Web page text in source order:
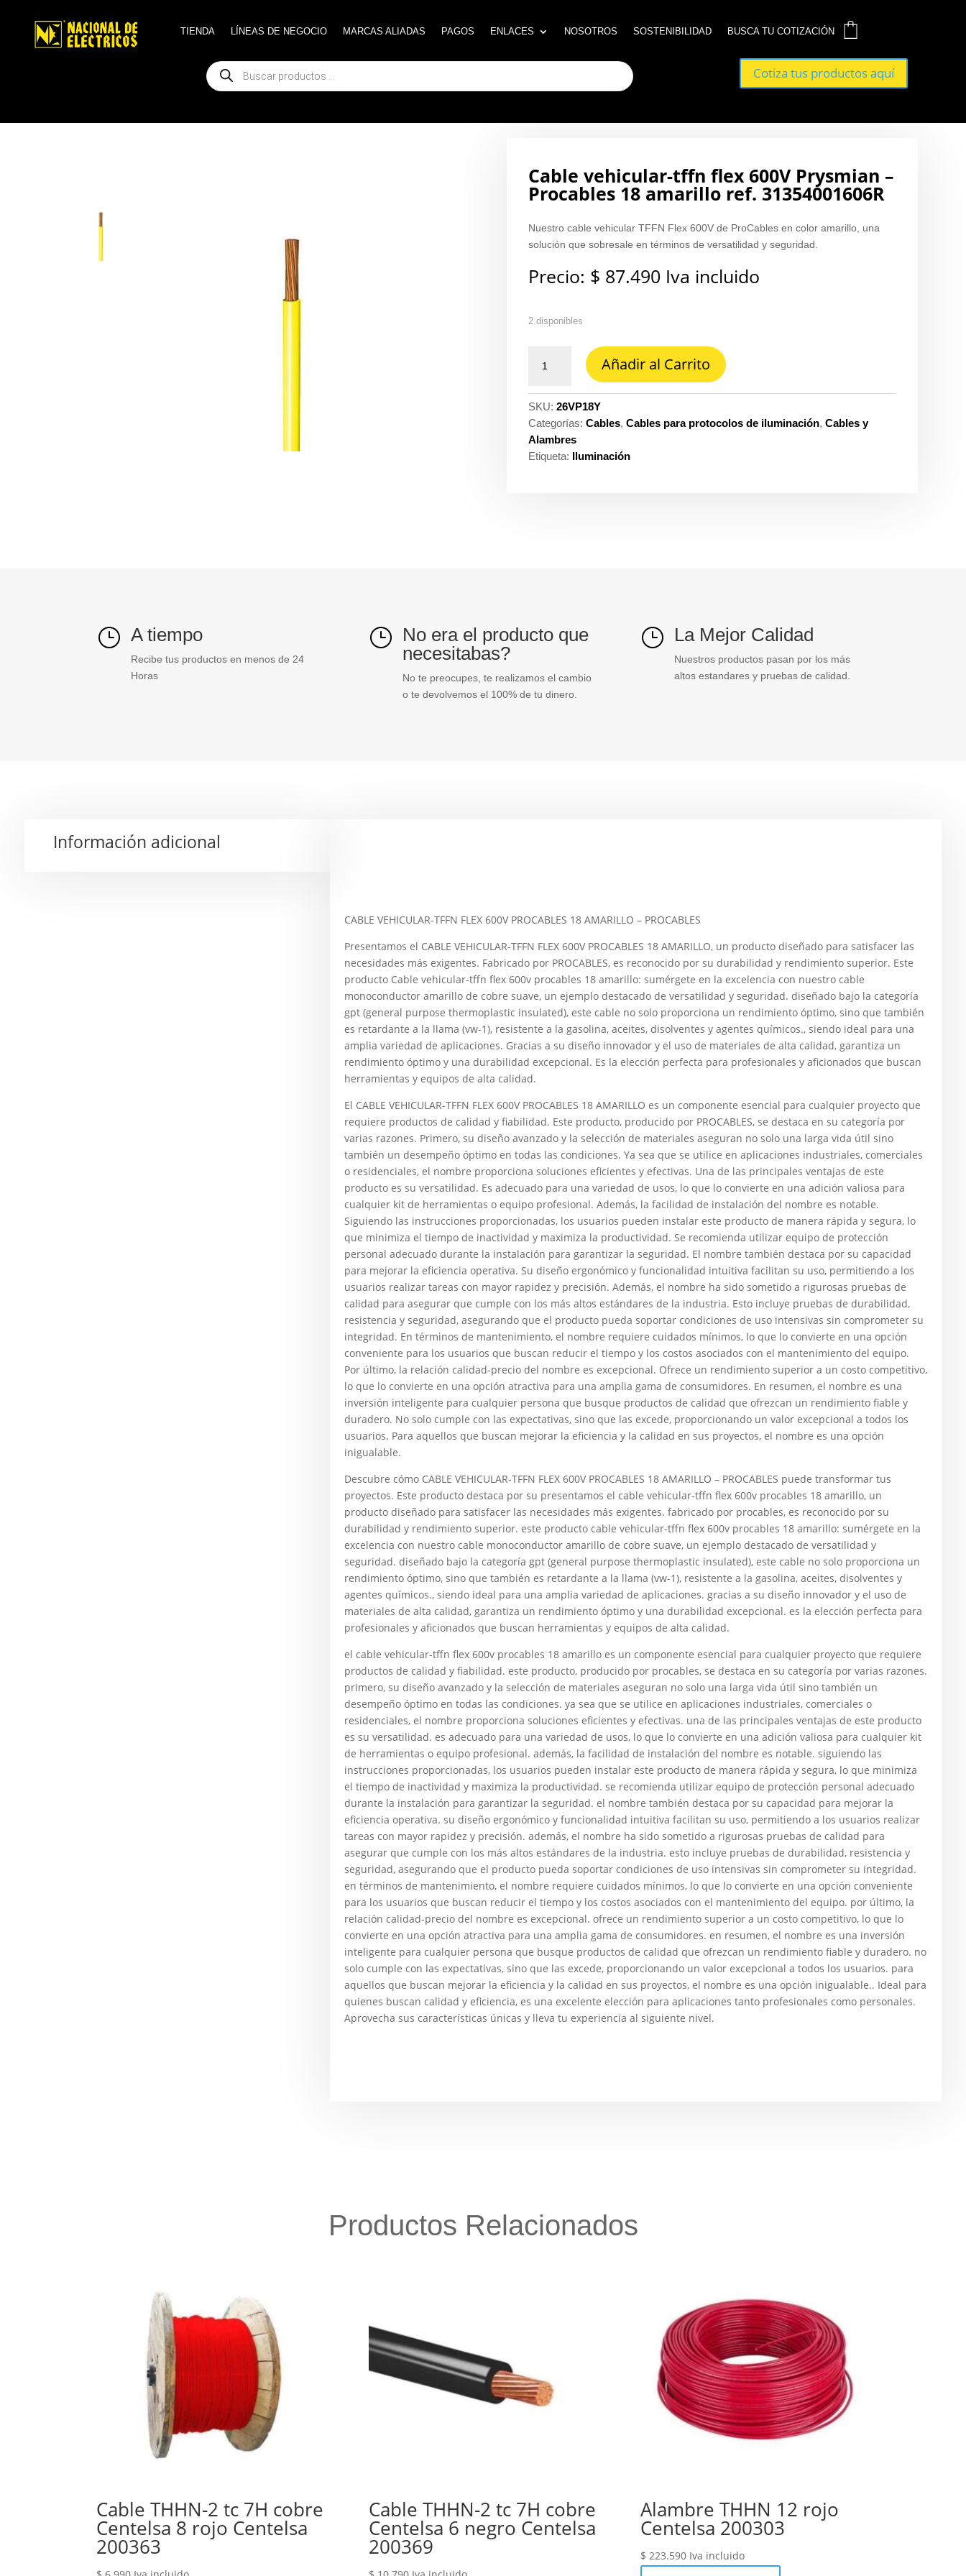
TIENDA LÍNEAS DE NEGOCIO MARCAS ALIADAS PAGOS ENLACES NOSOTROS SOSTENIBILIDAD BUSCA TU COTIZACIÓN
Búsqueda
de
productos
Cotiza tus productos aquí
TIENDA LÍNEAS DE NEGOCIO MARCAS ALIADAS PAGOS ENLACES NOSOTROS SOSTENIBILIDAD BUSCA TU COTIZACIÓN
Búsqueda
de
productos
Cotiza tus productos aquí
Cable vehicular-tffn flex 600V Prysmian –
Procables 18 amarillo ref. 31354001606R
Nuestro cable vehicular TFFN Flex 600V de ProCables en color amarillo, una
solución que sobresale en términos de versatilidad y seguridad.
Precio: $ 87.490 Iva incluido
2 disponibles
vehicular-
flex
600V
Prysmian
-
Añadir al Carrito
SKU:26VP18Y
Categorías:Cables,Cables para protocolos de iluminación,Cables y
Alambres
Etiqueta: Iluminación
} A tiempo
Recibe tus productos en menos de 24
Horas
} No era el producto que
necesitabas?
No te preocupes, te realizamos el cambio
o te devolvemos el 100% de tu dinero.
} La Mejor Calidad
Nuestros productos pasan por los más
altos estandares y pruebas de calidad.
Información adicional
CABLE VEHICULAR-TFFN FLEX 600V PROCABLES 18 AMARILLO – PROCABLES
Presentamos el CABLE VEHICULAR-TFFN FLEX 600V PROCABLES 18 AMARILLO, un producto diseñado para satisfacer las
necesidades más exigentes. Fabricado por PROCABLES, es reconocido por su durabilidad y rendimiento superior. Este
producto Cable vehicular-tffn flex 600v procables 18 amarillo: sumérgete en la excelencia con nuestro cable
monoconductor amarillo de cobre suave, un ejemplo destacado de versatilidad y seguridad. diseñado bajo la categoría
gpt (general purpose thermoplastic insulated), este cable no solo proporciona un rendimiento óptimo, sino que también
es retardante a la llama (vw-1), resistente a la gasolina, aceites, disolventes y agentes químicos., siendo ideal para una
amplia variedad de aplicaciones. Gracias a su diseño innovador y el uso de materiales de alta calidad, garantiza un
rendimiento óptimo y una durabilidad excepcional. Es la elección perfecta para profesionales y aficionados que buscan
herramientas y equipos de alta calidad.
El CABLE VEHICULAR-TFFN FLEX 600V PROCABLES 18 AMARILLO es un componente esencial para cualquier proyecto que
requiere productos de calidad y fiabilidad. Este producto, producido por PROCABLES, se destaca en su categoría por
varias razones. Primero, su diseño avanzado y la selección de materiales aseguran no solo una larga vida útil sino
también un desempeño óptimo en todas las condiciones. Ya sea que se utilice en aplicaciones industriales, comerciales
o residenciales, el nombre proporciona soluciones eficientes y efectivas. Una de las principales ventajas de este
producto es su versatilidad. Es adecuado para una variedad de usos, lo que lo convierte en una adición valiosa para
cualquier kit de herramientas o equipo profesional. Además, la facilidad de instalación del nombre es notable.
Siguiendo las instrucciones proporcionadas, los usuarios pueden instalar este producto de manera rápida y segura, lo
que minimiza el tiempo de inactividad y maximiza la productividad. Se recomienda utilizar equipo de protección
personal adecuado durante la instalación para garantizar la seguridad. El nombre también destaca por su capacidad
para mejorar la eficiencia operativa. Su diseño ergonómico y funcionalidad intuitiva facilitan su uso, permitiendo a los
usuarios realizar tareas con mayor rapidez y precisión. Además, el nombre ha sido sometido a rigurosas pruebas de
calidad para asegurar que cumple con los más altos estándares de la industria. Esto incluye pruebas de durabilidad,
resistencia y seguridad, asegurando que el producto pueda soportar condiciones de uso intensivas sin comprometer su
integridad. En términos de mantenimiento, el nombre requiere cuidados mínimos, lo que lo convierte en una opción
conveniente para los usuarios que buscan reducir el tiempo y los costos asociados con el mantenimiento del equipo.
Por último, la relación calidad-precio del nombre es excepcional. Ofrece un rendimiento superior a un costo competitivo,
lo que lo convierte en una opción atractiva para una amplia gama de consumidores. En resumen, el nombre es una
inversión inteligente para cualquier persona que busque productos de calidad que ofrezcan un rendimiento fiable y
duradero. No solo cumple con las expectativas, sino que las excede, proporcionando un valor excepcional a todos los
usuarios. Para aquellos que buscan mejorar la eficiencia y la calidad en sus proyectos, el nombre es una opción
inigualable.
Descubre cómo CABLE VEHICULAR-TFFN FLEX 600V PROCABLES 18 AMARILLO – PROCABLES puede transformar tus
proyectos. Este producto destaca por su presentamos el cable vehicular-tffn flex 600v procables 18 amarillo, un
producto diseñado para satisfacer las necesidades más exigentes. fabricado por procables, es reconocido por su
durabilidad y rendimiento superior. este producto cable vehicular-tffn flex 600v procables 18 amarillo: sumérgete en la
excelencia con nuestro cable monoconductor amarillo de cobre suave, un ejemplo destacado de versatilidad y
seguridad. diseñado bajo la categoría gpt (general purpose thermoplastic insulated), este cable no solo proporciona un
rendimiento óptimo, sino que también es retardante a la llama (vw-1), resistente a la gasolina, aceites, disolventes y
agentes químicos., siendo ideal para una amplia variedad de aplicaciones. gracias a su diseño innovador y el uso de
materiales de alta calidad, garantiza un rendimiento óptimo y una durabilidad excepcional. es la elección perfecta para
profesionales y aficionados que buscan herramientas y equipos de alta calidad.
el cable vehicular-tffn flex 600v procables 18 amarillo es un componente esencial para cualquier proyecto que requiere
productos de calidad y fiabilidad. este producto, producido por procables, se destaca en su categoría por varias razones.
primero, su diseño avanzado y la selección de materiales aseguran no solo una larga vida útil sino también un
desempeño óptimo en todas las condiciones. ya sea que se utilice en aplicaciones industriales, comerciales o
residenciales, el nombre proporciona soluciones eficientes y efectivas. una de las principales ventajas de este producto
es su versatilidad. es adecuado para una variedad de usos, lo que lo convierte en una adición valiosa para cualquier kit
de herramientas o equipo profesional. además, la facilidad de instalación del nombre es notable. siguiendo las
instrucciones proporcionadas, los usuarios pueden instalar este producto de manera rápida y segura, lo que minimiza
el tiempo de inactividad y maximiza la productividad. se recomienda utilizar equipo de protección personal adecuado
durante la instalación para garantizar la seguridad. el nombre también destaca por su capacidad para mejorar la
eficiencia operativa. su diseño ergonómico y funcionalidad intuitiva facilitan su uso, permitiendo a los usuarios realizar
tareas con mayor rapidez y precisión. además, el nombre ha sido sometido a rigurosas pruebas de calidad para
asegurar que cumple con los más altos estándares de la industria. esto incluye pruebas de durabilidad, resistencia y
seguridad, asegurando que el producto pueda soportar condiciones de uso intensivas sin comprometer su integridad.
en términos de mantenimiento, el nombre requiere cuidados mínimos, lo que lo convierte en una opción conveniente
para los usuarios que buscan reducir el tiempo y los costos asociados con el mantenimiento del equipo. por último, la
relación calidad-precio del nombre es excepcional. ofrece un rendimiento superior a un costo competitivo, lo que lo
convierte en una opción atractiva para una amplia gama de consumidores. en resumen, el nombre es una inversión
inteligente para cualquier persona que busque productos de calidad que ofrezcan un rendimiento fiable y duradero. no
solo cumple con las expectativas, sino que las excede, proporcionando un valor excepcional a todos los usuarios. para
aquellos que buscan mejorar la eficiencia y la calidad en sus proyectos, el nombre es una opción inigualable.. Ideal para
quienes buscan calidad y eficiencia, es una excelente elección para aplicaciones tanto profesionales como personales.
Aprovecha sus características únicas y lleva tu experiencia al siguiente nivel.
Productos Relacionados
Cable THHN-2 tc 7H cobre
Centelsa 8 rojo Centelsa
200363
Cable THHN-2 tc 7H cobre
Centelsa 6 negro Centelsa
200369
Alambre THHN 12 rojo
Centelsa 200303
$ 223.590 Iva incluido